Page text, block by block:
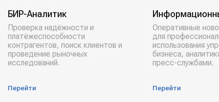
БИР-Аналитик
Проверка надёжности и
платёжеспособности
контрагентов, поиск клиентов и
проведение рыночных
исследований.
Перейти
Оперативные
для
использования
бизнеса,
пресс-службами.
Перейти